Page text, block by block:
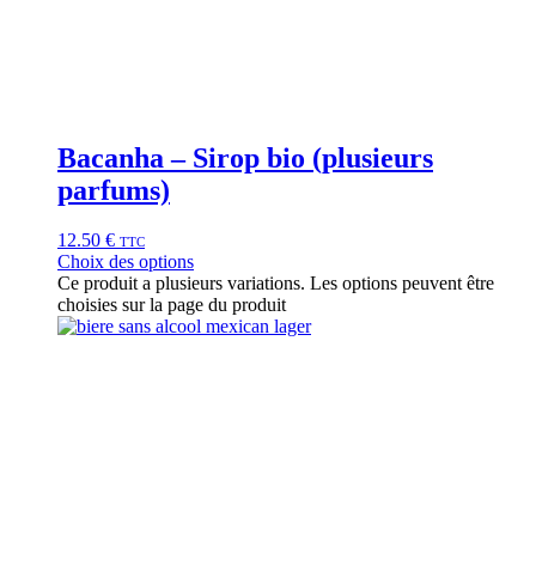
Bacanha – Sirop bio (plusieurs
parfums)
12.50 € TTC
Choix des options
Ce produit a plusieurs variations. Les options peuvent être
choisies sur la page du produit